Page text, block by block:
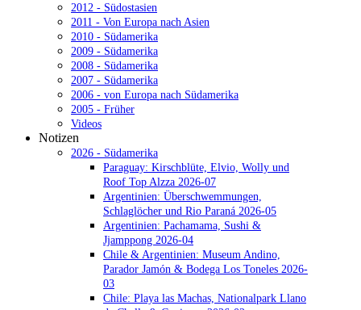
2012 - Südostasien
2011 - Von Europa nach Asien
2010 - Südamerika
2009 - Südamerika
2008 - Südamerika
2007 - Südamerika
2006 - von Europa nach Südamerika
2005 - Früher
Videos
Notizen
2026 - Südamerika
Paraguay: Kirschblüte, Elvio, Wolly und
Roof Top Alzza 2026-07
Argentinien: Überschwemmungen,
Schlaglöcher und Rio Paraná 2026-05
Argentinien: Pachamama, Sushi &
Jjamppong 2026-04
Chile & Argentinien: Museum Andino,
Parador Jamón & Bodega Los Toneles 2026-
03
Chile: Playa las Machas, Nationalpark Llano